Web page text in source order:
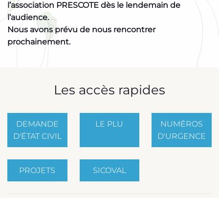
l’association PRESCOTE dès le lendemain de
l’audience.
Nous avons prévu de nous rencontrer
prochainement.
Les accès rapides
DEMANDE
D'ÉTAT CIVIL
LE PLU
NUMÉROS
D'URGENCE
PROJETS SICOVAL